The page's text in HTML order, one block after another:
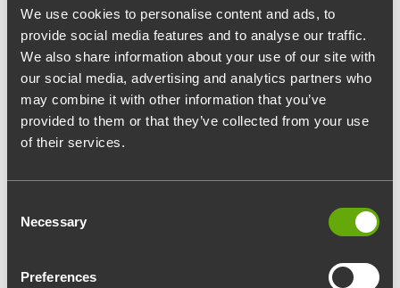
We use cookies to personalise content and ads, to
provide social media features and to analyse our traffic.
We also share information about your use of our site with
our social media, advertising and analytics partners who
may combine it with other information that you’ve
provided to them or that they’ve collected from your use
of their services.
Selection
Necessary
Preferences
Detta visste du kanske inte
– du kan se våra
fastigheters
förbrukningsdata på vår
webbplats
Beräknar ditt företag redan sitt koldioxidavtryck?
Behöver du data om lokalernas förbrukning till
din hållbarhetsrapport? På vår webbplats hittar